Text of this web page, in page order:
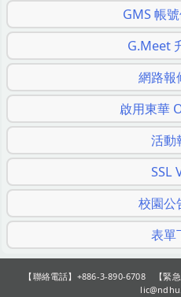
GMS 帳
G.Meet
網路報
啟用東華
活動
SSL
校園公
表單
【聯絡電話】+886-3-890-6708 【緊